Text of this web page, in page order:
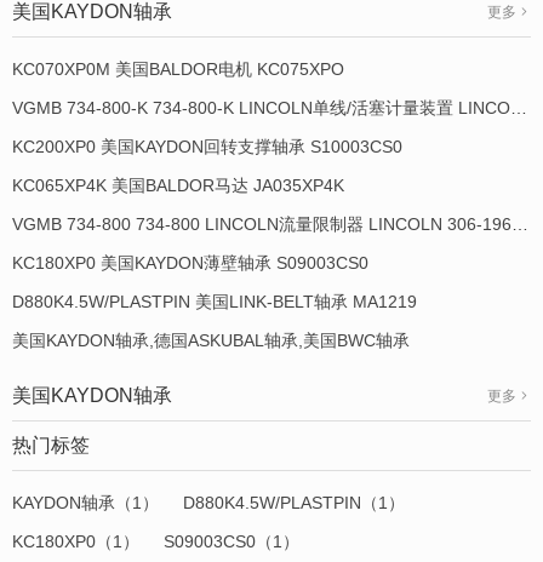
美国KAYDON轴承 更多
KC070XP0M 美国BALDOR电机 KC075XPO
KC200XP0 美国KAYDON回转支撑轴承 S10003CS0
KC065XP4K 美国BALDOR马达 JA035XP4K
KC180XP0 美国KAYDON薄壁轴承 S09003CS0
D880K4.5W/PLASTPIN 美国LINK-BELT轴承 MA1219
美国KAYDON轴承,德国ASKUBAL轴承,美国BWC轴承
美国KAYDON轴承 更多
热门标签
KAYDON轴承（1）
D880K4.5W/PLASTPIN（1）
KC180XP0（1）
S09003CS0（1）